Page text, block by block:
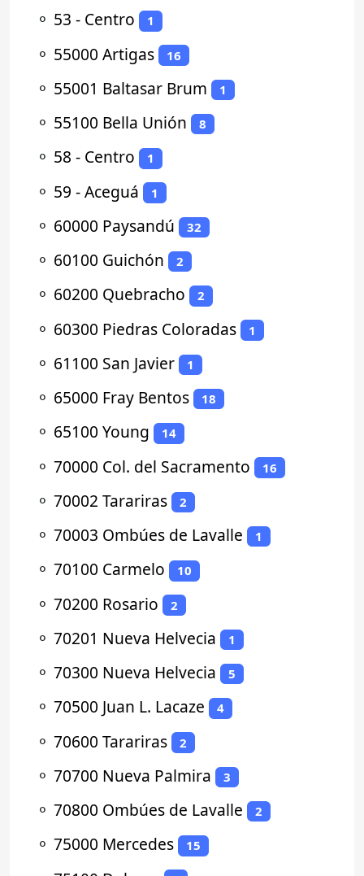
⚬ 53 - Centro 1
⚬ 55000 Artigas 16
⚬ 55001 Baltasar Brum 1
⚬ 55100 Bella Unión 8
⚬ 58 - Centro 1
⚬ 59 - Aceguá 1
⚬ 60000 Paysandú 32
⚬ 60100 Guichón 2
⚬ 60200 Quebracho 2
⚬ 60300 Piedras Coloradas 1
⚬ 61100 San Javier 1
⚬ 65000 Fray Bentos 18
⚬ 65100 Young 14
⚬ 70000 Col. del Sacramento 16
⚬ 70002 Tarariras 2
⚬ 70003 Ombúes de Lavalle 1
⚬ 70100 Carmelo 10
⚬ 70200 Rosario 2
⚬ 70201 Nueva Helvecia 1
⚬ 70300 Nueva Helvecia 5
⚬ 70500 Juan L. Lacaze 4
⚬ 70600 Tarariras 2
⚬ 70700 Nueva Palmira 3
⚬ 70800 Ombúes de Lavalle 2
⚬ 75000 Mercedes 15